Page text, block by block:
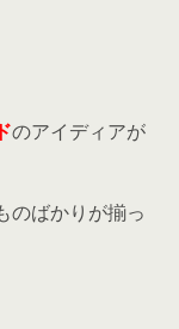
のアイディアが
のばかりが揃っ